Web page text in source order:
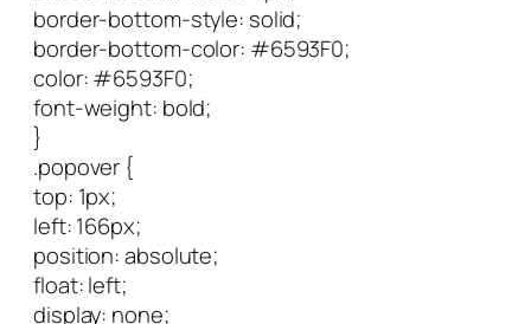
border-bottom-style: solid;
border-bottom-color: #6593F0;
color: #6593F0;
font-weight: bold;
}
.popover {
top: 1px;
left: 166px;
position: absolute;
float: left;
display: none;